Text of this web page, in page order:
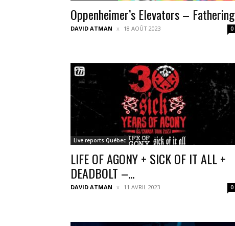
Oppenheimer’s Elevators – Fathering
DAVID ATMAN 18 AOÛT 2023 0
Live reports Québec
LIFE OF AGONY + SICK OF IT ALL +
DEADBOLT –...
DAVID ATMAN 11 AVRIL 2023 0